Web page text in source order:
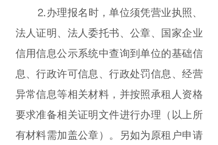
⒉办理报名时，单位须凭营业执照、
法人证明、法人委托书、公章、国家企业
信用信息公示系统中查询到单位的基础信
息、行政许可信息、行政处罚信息、经营
异常信息等相关材料 ， 并按照承租人资格
要求准备相关证明文件进行办理（以上所
有材料需加盖公章）。另如为原租户申请